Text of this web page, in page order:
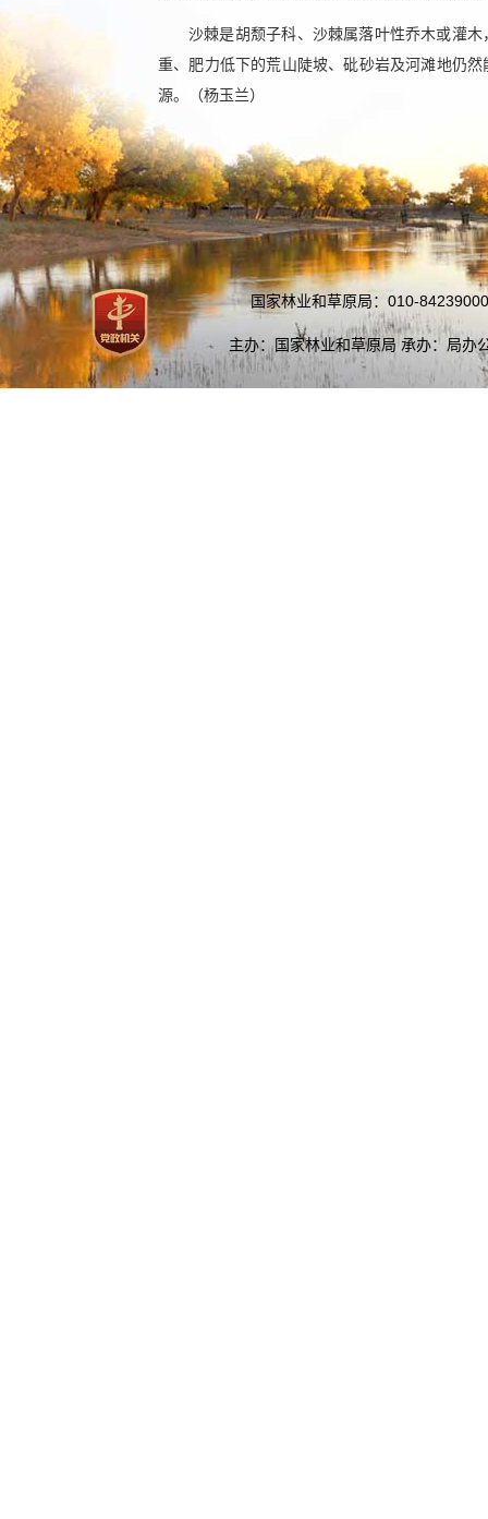
沙棘是胡颓子科、沙棘属落叶性乔木或灌
重、肥力低下的荒山陡坡、砒砂岩及河滩地仍
源。（杨玉兰）
国家林业和草原局：010-
主办：国家林业和草原局 承办：局办